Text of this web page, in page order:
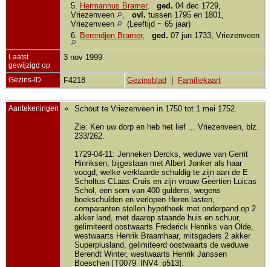
5.
Hermannus Bramer, ged. 04 dec 1729,
Vriezenveen
ovl. tussen 1795 en 1801,
Vriezenveen
(Leeftijd ~ 65 jaar)
6.
Berendjen Bramer, ged. 07 jun 1733, Vriezenveen
Laatst
gewijzigd op
3 nov 1999
Gezins-ID F4218 Gezinsblad Familiekaart
Aantekeningen
Schout te Vriezenveen in 1750 tot 1 mei 1752.
Zie: Ken uw dorp en heb het lief ... Vriezenveen, blz.
233/262.
1729-04-11: Jenneken Dercks, weduwe van Gerrit
Hinriksen, bijgestaan met Albert Jonker als haar
voogd, welke verklaarde schuldig te zijn aan de E
Scholtus CLaas Cruis en zijn vrouw Geertien Luicas
Schol, een som van 400 guldens, wegens
boekschulden en verlopen Heren lasten,
comparanten stellen hypotheek met onderpand op 2
akker land, met daarop staande huis en schuur,
gelimiteerd oostwaarts Frederick Henriks van Olde,
westwaarts Henrik Braamhaar, mitsgaders 2 akker
Superplusland, gelimiteerd oostwaarts de weduwe
Berendt Winter, westwaarts Henrik Janssen
Boeschen [T0079_INV4_p513].